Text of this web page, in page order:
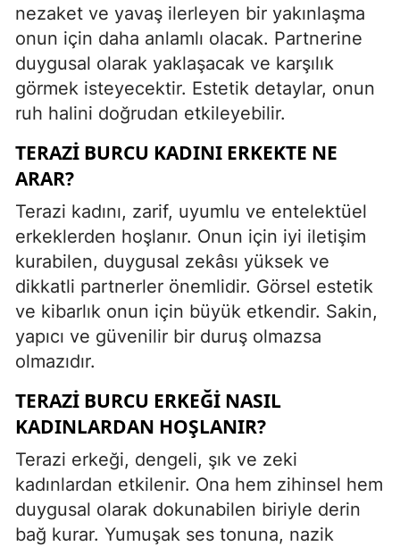
nezaket ve yavaş ilerleyen bir yakınlaşma
onun için daha anlamlı olacak. Partnerine
duygusal olarak yaklaşacak ve karşılık
görmek isteyecektir. Estetik detaylar, onun
ruh halini doğrudan etkileyebilir.
TERAZI BURCU KADINI ERKEKTE NE
ARAR?
Terazi kadını, zarif, uyumlu ve entelektüel
erkeklerden hoşlanır. Onun için iyi iletişim
kurabilen, duygusal zekâsı yüksek ve
dikkatli partnerler önemlidir. Görsel estetik
ve kibarlık onun için büyük etkendir. Sakin,
yapıcı ve güvenilir bir duruş olmazsa
olmazıdır.
TERAZI BURCU ERKEĞI NASIL
KADINLARDAN HOŞLANIR?
Terazi erkeği, dengeli, şık ve zeki
kadınlardan etkilenir. Ona hem zihinsel hem
duygusal olarak dokunabilen biriyle derin
bağ kurar. Yumuşak ses tonuna, nazik